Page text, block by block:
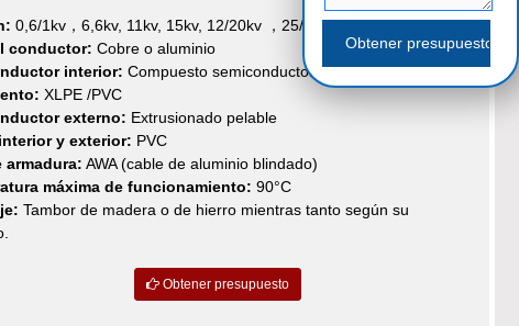
0,6/1kv，6,6kv, 11kv, 15kv, 12/20kv ，25/35kv，33kv
conductor: Cobre o aluminio
interior: Compuesto semiconductor
XLPE /PVC
externo: Extrusionado pelable
y exterior: PVC
armadura: AWA (cable de aluminio blindado)
máxima de funcionamiento: 90°C
Tambor de madera o de hierro mientras tanto según su
Obtener presupuesto